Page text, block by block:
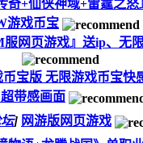
奇+仙侠神域+雷霆之
游戏币宝
服网页游戏』送ip、无
宝版 无限游戏币宝快
带感画面
] 网游版网页游戏